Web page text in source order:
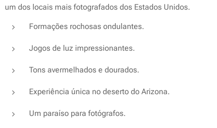
um dos locais mais fotografados dos Estados Unidos.
Formações rochosas ondulantes.
Jogos de luz impressionantes.
Tons avermelhados e dourados.
Experiência única no deserto do Arizona.
Um paraíso para fotógrafos.